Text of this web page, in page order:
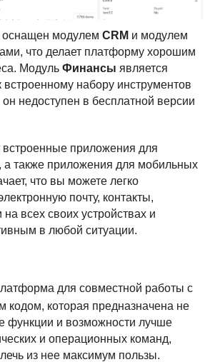
оснащен модулем CRM и модулем
что делает платформу хорошим
Модуль Финансы является
набору инструментов
он недоступен в бесплатной версии
встроенные приложения для
, а также приложения для мобильных
что вы можете легко
почту, контакты,
всех своих устройствах и
в любой ситуации.
для совместной работы с
кодом, которая предназначена не
функции и возможности лучше
и операционных команд,
из нее максимум пользы.